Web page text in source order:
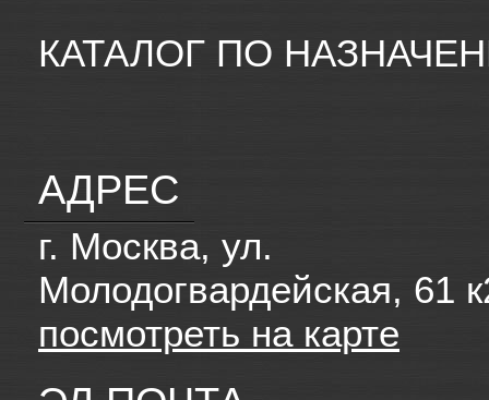
КАТАЛОГ ПО
АДРЕС
г. Москва, ул.
Молодогвардейская, 61
посмотреть на карте